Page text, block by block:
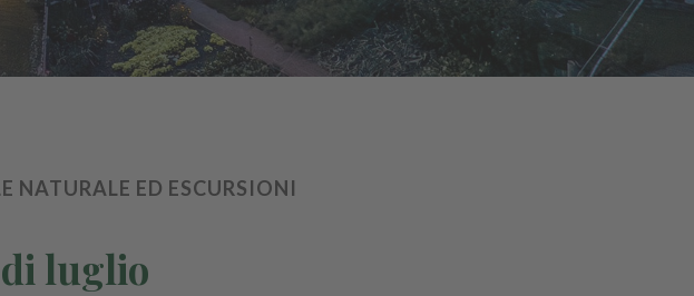
NATURALE ED ESCURSIONI
luglio